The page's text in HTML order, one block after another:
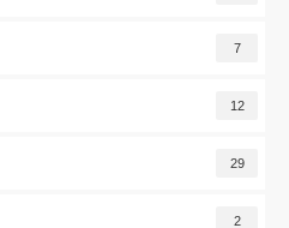
7
12
29
2